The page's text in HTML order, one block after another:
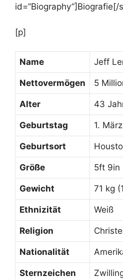
id=”Biography”]Biografie[/
[p]
Name Jeff
Nettovermögen 5
Alter 43
Geburtstag 1.
Geburtsort
Größe 5ft 9in
Gewicht 71 kg
Ethnizität Weiß
Religion
Nationalität
Sternzeichen